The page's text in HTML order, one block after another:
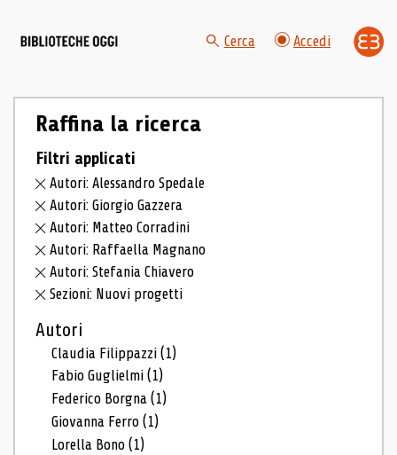
Cerca Accedi
Raffina la ricerca
Filtri applicati
Autori: Alessandro Spedale
Autori: Giorgio Gazzera
Autori: Matteo Corradini
Autori: Raffaella Magnano
Autori: Stefania Chiavero
Sezioni: Nuovi progetti
Autori
Claudia Filippazzi(1)
Fabio Guglielmi(1)
Federico Borgna(1)
Giovanna Ferro(1)
Lorella Bono(1)